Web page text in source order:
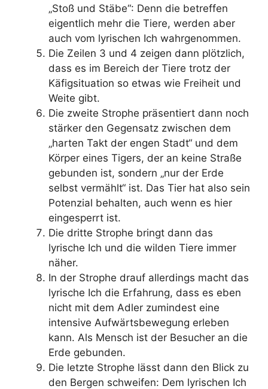
„Stoß und Stäbe“: Denn die betreffen
eigentlich mehr die Tiere, werden aber
auch vom lyrischen Ich wahrgenommen.
Die Zeilen 3 und 4 zeigen dann plötzlich,
dass es im Bereich der Tiere trotz der
Käfigsituation so etwas wie Freiheit und
Weite gibt.
Die zweite Strophe präsentiert dann noch
stärker den Gegensatz zwischen dem
„harten Takt der engen Stadt“ und dem
Körper eines Tigers, der an keine Straße
gebunden ist, sondern „nur der Erde
selbst vermählt“ ist. Das Tier hat also sein
Potenzial behalten, auch wenn es hier
eingesperrt ist.
Die dritte Strophe bringt dann das
lyrische Ich und die wilden Tiere immer
näher.
In der Strophe drauf allerdings macht das
lyrische Ich die Erfahrung, dass es eben
nicht mit dem Adler zumindest eine
intensive Aufwärtsbewegung erleben
kann. Als Mensch ist der Besucher an die
Erde gebunden.
Die letzte Strophe lässt dann den Blick zu
den Bergen schweifen: Dem lyrischen Ich